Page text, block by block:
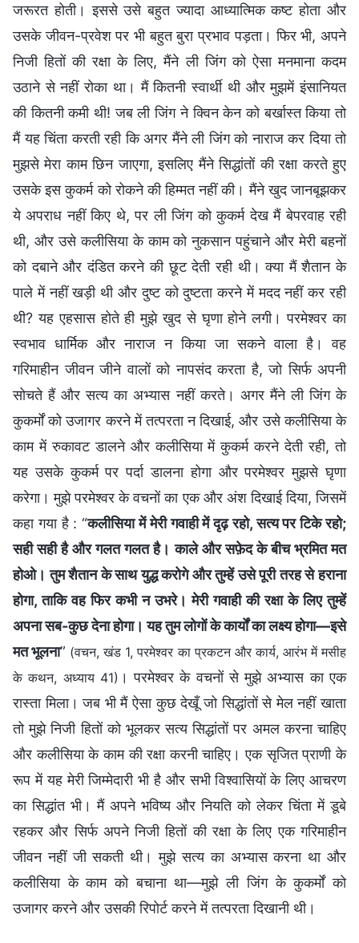
जरूरत होती। इससे उसे बहुत ज्यादा आध्यात्मिक कष्ट होता और
उसके जीवन-प्रवेश पर भी बहुत बुरा प्रभाव पड़ता। फिर भी, अपने
निजी हितों की रक्षा के लिए, मैंने ली जिंग को ऐसा मनमाना कदम
उठाने से नहीं रोका था। मैं कितनी स्वार्थी थी और मुझमें इंसानियत
की कितनी कमी थी! जब ली जिंग ने क्विन केन को बर्खास्त किया तो
मैं यह चिंता करती रही कि अगर मैंने ली जिंग को नाराज कर दिया तो
मुझसे मेरा काम छिन जाएगा, इसलिए मैंने सिद्धांतों की रक्षा करते हुए
उसके इस कुकर्म को रोकने की हिम्मत नहीं की। मैंने खुद जानबूझकर
ये अपराध नहीं किए थे, पर ली जिंग को कुकर्म देख मैं बेपरवाह रही
थी, और उसे कलीसिया के काम को नुकसान पहुंचाने और मेरी बहनों
को दबाने और दंडित करने की छूट देती रही थी। क्या मैं शैतान के
पाले में नहीं खड़ी थी और दुष्ट को दुष्टता करने में मदद नहीं कर रही
थी? यह एहसास होते ही मुझे खुद से घृणा होने लगी। परमेश्वर का
स्वभाव धार्मिक और नाराज न किया जा सकने वाला है। वह
गरिमाहीन जीवन जीने वालों को नापसंद करता है, जो सिर्फ अपनी
सोचते हैं और सत्य का अभ्यास नहीं करते। अगर मैंने ली जिंग के
कुकर्मों को उजागर करने में तत्परता न दिखाई, और उसे कलीसिया के
काम में रुकावट डालने और कलीसिया में कुकर्म करने देती रही, तो
यह उसके कुकर्म पर पर्दा डालना होगा और परमेश्वर मुझसे घृणा
करेगा। मुझे परमेश्वर के वचनों का एक और अंश दिखाई दिया, जिसमें
कहा गया है : “कलीसिया में मेरी गवाही में दृढ़ रहो, सत्य पर टिके रहो;
सही सही है और गलत गलत है। काले और सफ़ेद के बीच भ्रमित मत
होओ। तुम शैतान के साथ युद्ध करोगे और तुम्हें उसे पूरी तरह से हराना
होगा, ताकि वह फिर कभी न उभरे। मेरी गवाही की रक्षा के लिए तुम्हें
अपना सब-कुछ देना होगा। यह तुम लोगों के कार्यों का लक्ष्य होगा—इसे
मत भूलना” (वचन, खंड 1, परमेश्वर का प्रकटन और कार्य, आरंभ में मसीह
के कथन, अध्याय 41) । परमेश्वर के वचनों से मुझे अभ्यास का एक
रास्ता मिला। जब भी मैं ऐसा कुछ देखूँ जो सिद्धांतों से मेल नहीं खाता
तो मुझे निजी हितों को भूलकर सत्य सिद्धांतों पर अमल करना चाहिए
और कलीसिया के काम की रक्षा करनी चाहिए। एक सृजित प्राणी के
रूप में यह मेरी जिम्मेदारी भी है और सभी विश्वासियों के लिए आचरण
का सिद्धांत भी। मैं अपने भविष्य और नियति को लेकर चिंता में डूबे
रहकर और सिर्फ अपने निजी हितों की रक्षा के लिए एक गरिमाहीन
जीवन नहीं जी सकती थी। मुझे सत्य का अभ्यास करना था और
कलीसिया के काम को बचाना था—मुझे ली जिंग के कुकर्मों को
उजागर करने और उसकी रिपोर्ट करने में तत्परता दिखानी थी।